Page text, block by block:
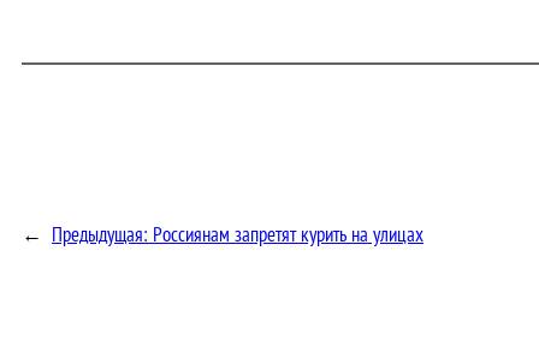
← Предыдущая: Россиянам запретят курить на улицах